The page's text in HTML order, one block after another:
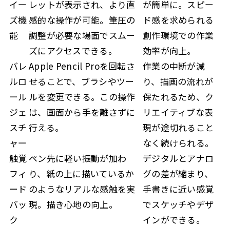
イー
ズ機
能
レットが表示され、より直
感的な操作が可能。筆圧の
調整が必要な場面でスムー
ズにアクセスできる。
が簡単に。スピー
ド感を求められる
創作環境での作業
効率が向上。
バレ
ルロ
ール
ジェ
スチ
ャー
Apple Pencil Proを回転さ
せることで、ブラシやツー
ルを変更できる。この操作
は、画面から手を離さずに
行える。
作業の中断が減
り、描画の流れが
保たれるため、ク
リエイティブな表
現が途切れること
なく続けられる。
触覚
フィ
ード
バッ
ク
ペン先に軽い振動が加わ
り、紙の上に描いているか
のようなリアルな感触を実
現。描き心地の向上。
デジタルとアナロ
グの差が縮まり、
手書きに近い感覚
でスケッチやデザ
インができる。